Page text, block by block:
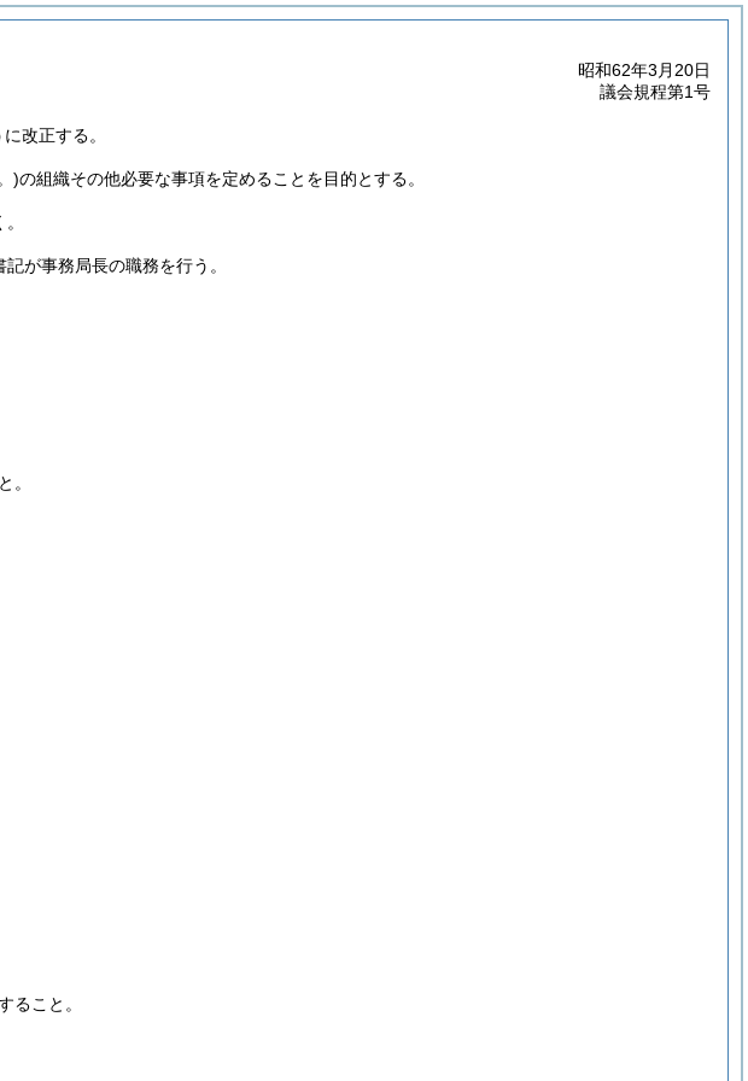
昭和62年3月20日
議会規程第1号
改正する。
)の組織その他必要な事項を定めることを目的とする。
が事務局長の職務を行う。
。
ること。